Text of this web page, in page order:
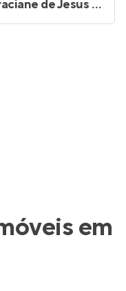
Graciane de Jesus Silva
em